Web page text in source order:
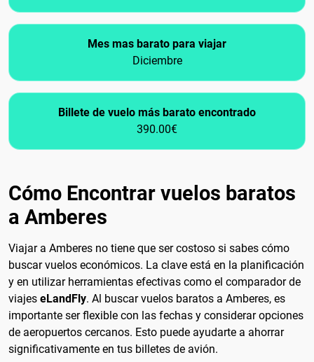
Mes mas barato para viajar
Diciembre
Billete de vuelo más barato encontrado
390.00€
Cómo Encontrar vuelos baratos
a Amberes
Viajar a Amberes no tiene que ser costoso si sabes cómo
buscar vuelos económicos. La clave está en la planificación
y en utilizar herramientas efectivas como el comparador de
viajes eLandFly. Al buscar vuelos baratos a Amberes, es
importante ser flexible con las fechas y considerar opciones
de aeropuertos cercanos. Esto puede ayudarte a ahorrar
significativamente en tus billetes de avión.